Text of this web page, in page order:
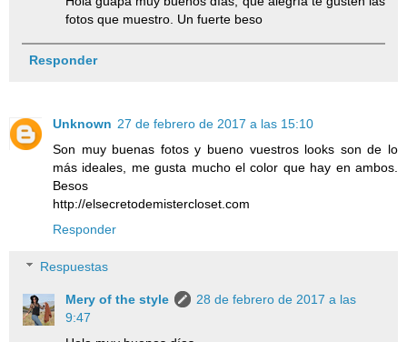
fotos que muestro. Un fuerte beso
Responder
Unknown 27 de febrero de 2017 a las 15:10
Son muy buenas fotos y bueno vuestros looks son de lo
más ideales, me gusta mucho el color que hay en ambos.
Besos
http://elsecretodemistercloset.com
Responder
Respuestas
Mery of the style
28 de febrero de 2017 a las
9:47